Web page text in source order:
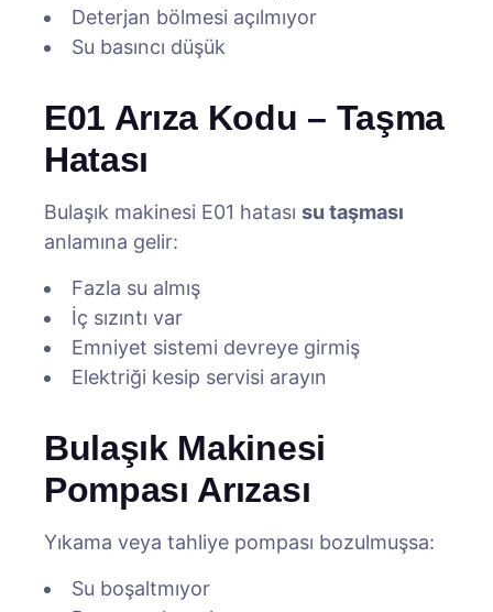
Deterjan bölmesi açılmıyor
Su basıncı düşük
E01 Arıza Kodu – Taşma
Hatası
Bulaşık makinesi E01 hatası su taşması
anlamına gelir:
Fazla su almış
İç sızıntı var
Emniyet sistemi devreye girmiş
Elektriği kesip servisi arayın
Bulaşık Makinesi
Pompası Arızası
Yıkama veya tahliye pompası bozulmuşsa:
Su boşaltmıyor